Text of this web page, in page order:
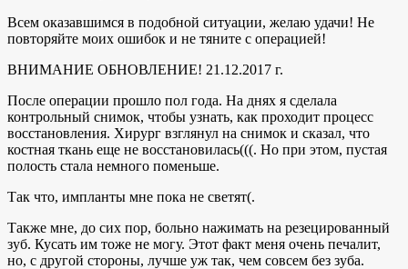
Всем оказавшимся в подобной ситуации, желаю удачи! Не
повторяйте моих ошибок и не тяните с операцией!
ВНИМАНИЕ ОБНОВЛЕНИЕ! 21.12.2017 г.
После операции прошло пол года. На днях я сделала
контрольный снимок, чтобы узнать, как проходит процесс
восстановления. Хирург взглянул на снимок и сказал, что
костная ткань еще не восстановилась(((. Но при этом, пустая
полость стала немного поменьше.
Так что, импланты мне пока не светят(.
Также мне, до сих пор, больно нажимать на резецированный
зуб. Кусать им тоже не могу. Этот факт меня очень печалит,
но, с другой стороны, лучше уж так, чем совсем без зуба.